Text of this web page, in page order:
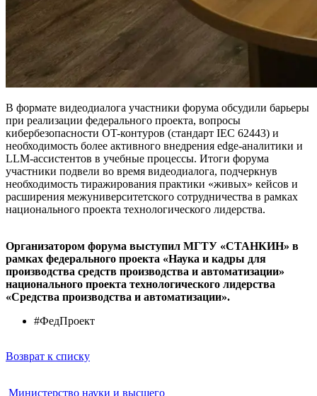
В формате видеодиалога участники форума обсудили барьеры
при реализации федерального проекта, вопросы
кибербезопасности OT-контуров (стандарт IEC 62443) и
необходимость более активного внедрения edge-аналитики и
LLM-ассистентов в учебные процессы. Итоги форума
участники подвели во время видеодиалога, подчеркнув
необходимость тиражирования практики «живых» кейсов и
расширения межуниверситетского сотрудничества в рамках
национального проекта технологического лидерства.
Организатором форума выступил МГТУ «СТАНКИН» в
рамках федерального проекта «Наука и кадры для
производства средств производства и автоматизации»
национального проекта технологического лидерства
«Средства производства и автоматизации».
#ФедПроект
Возврат к списку
Министерство науки и высшего